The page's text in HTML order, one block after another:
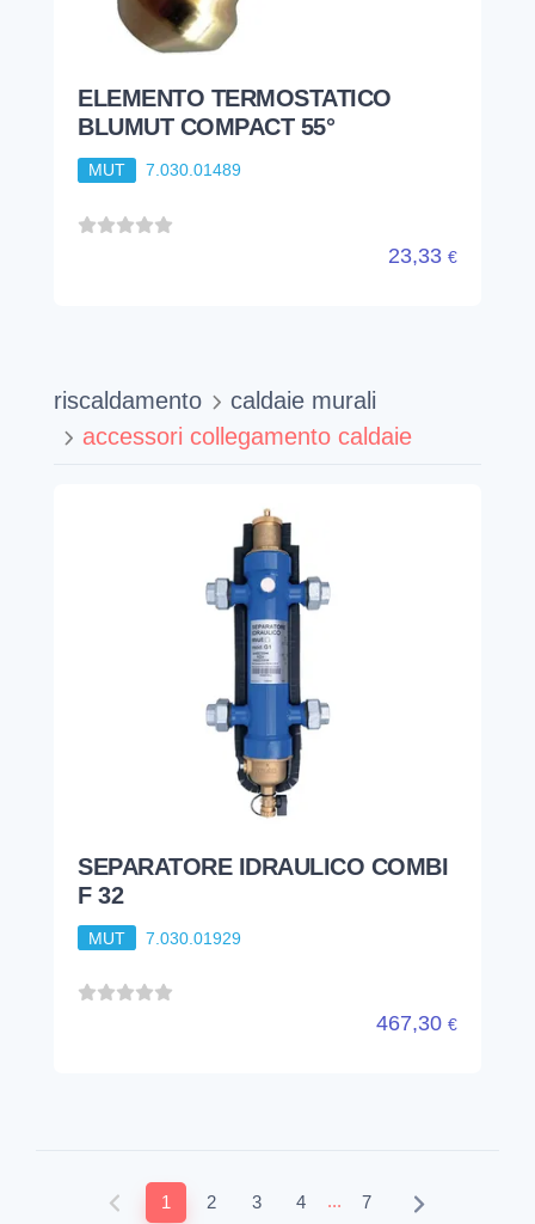
ELEMENTO TERMOSTATICO
BLUMUT COMPACT 55°
MUT 7.030.01489
23,33 €
riscaldamento
caldaie murali
accessori collegamento caldaie
SEPARATORE IDRAULICO COMBI
F 32
MUT 7.030.01929
467,30 €
1 2 3 4 ... 7